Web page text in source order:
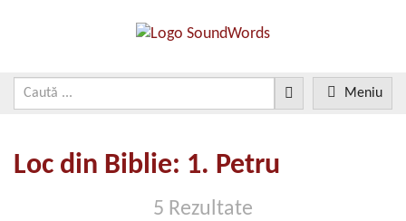
Meniu
Loc din Biblie: 1. Petru
5 Rezultate